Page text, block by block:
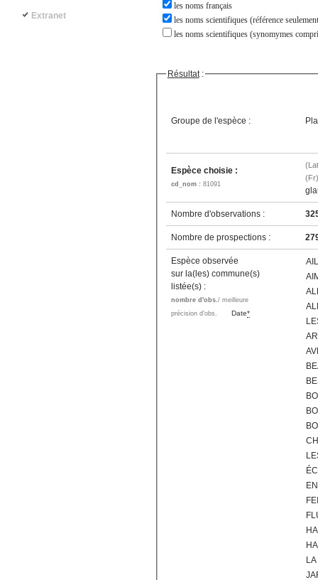
les noms français
les noms scientifiques (référence
les noms scientifiques (synomymes
Résultat:
Groupe de l'espèce :
Espèce choisie :
cd_nom : 81091
Nombre d'observations :
Nombre de prospections :
Espèce observée
sur la(les) commune(s)
listée(s) :
nombre d'obs./ meilleure
précision d'obs.
Date*
Extranet